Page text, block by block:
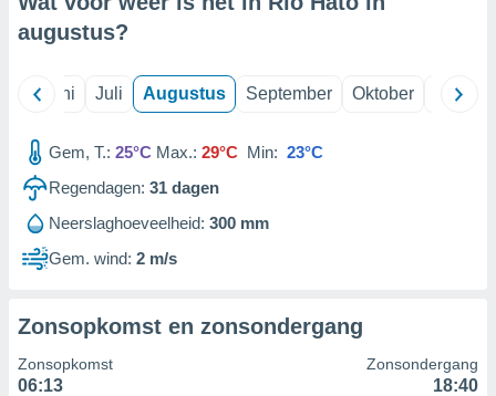
augustus?
Juni Juli Augustus September Oktober
Gem, T.: 25°C Max.: 29°C Min: 23°C
Regendagen: 31 dagen
Neerslaghoeveelheid: 300 mm
Gem. wind: 2 m/s
Zonsopkomst en zonsondergang
Zonsopkomst
06:13
Zonsondergang
18:40